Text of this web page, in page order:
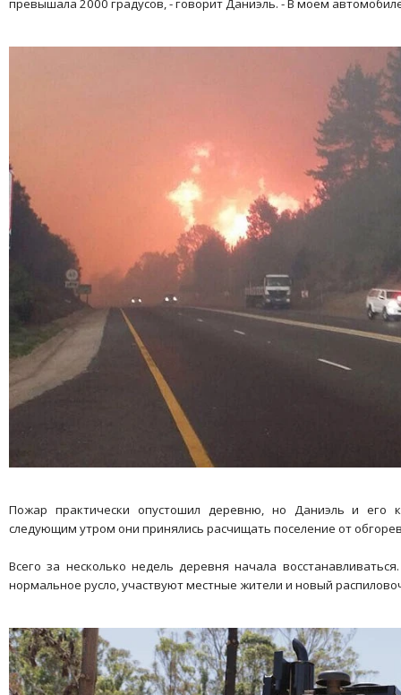
превышала 2000 градусов, - говорит Даниэль. - В моем
Пожар практически опустошил деревню, но Даниэль и его
следующим утром они принялись расчищать поселение от
Всего за несколько недель деревня начала
нормальное русло, участвуют местные жители и новый